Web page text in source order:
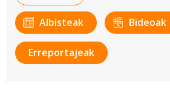
Albisteak Bideoak
Erreportajeak